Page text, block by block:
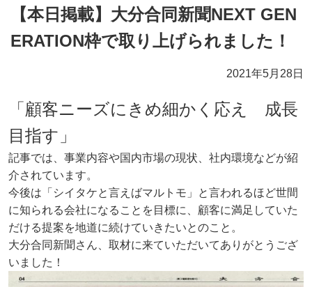
【本日掲載】大分合同新聞NEXT GEN
ERATION枠で取り上げられました！
2021年5月28日
「顧客ニーズにきめ細かく応え 成長
目指す」
記事では、事業内容や国内市場の現状、社内環境などが紹
介されています。
今後は「シイタケと言えばマルトモ」と言われるほど世間
に知られる会社になることを目標に、顧客に満足していた
だける提案を地道に続けていきたいとのこと。
大分合同新聞さん、取材に来ていただいてありがとうござ
いました！